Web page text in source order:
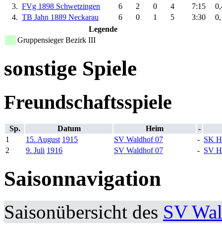
3. FVg 1898 Schwetzingen 6 2 0 4 7:15
4. TB Jahn 1889 Neckarau 6 0 1 5 3:30
Legende
Gruppensieger Bezirk III
sonstige Spiele
Freundschaftsspiele
Sp. Datum Heim
-
1
15. August 1915 SV Waldhof 07 - SK
2
9. Juli 1916 SV Waldhof 07 - SV
Saisonnavigation
Saisonübersicht des SV